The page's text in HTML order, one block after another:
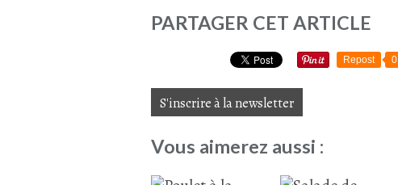
PARTAGER CET ARTICLE
Repost 0
S'inscrire à la newsletter
Vous aimerez aussi :